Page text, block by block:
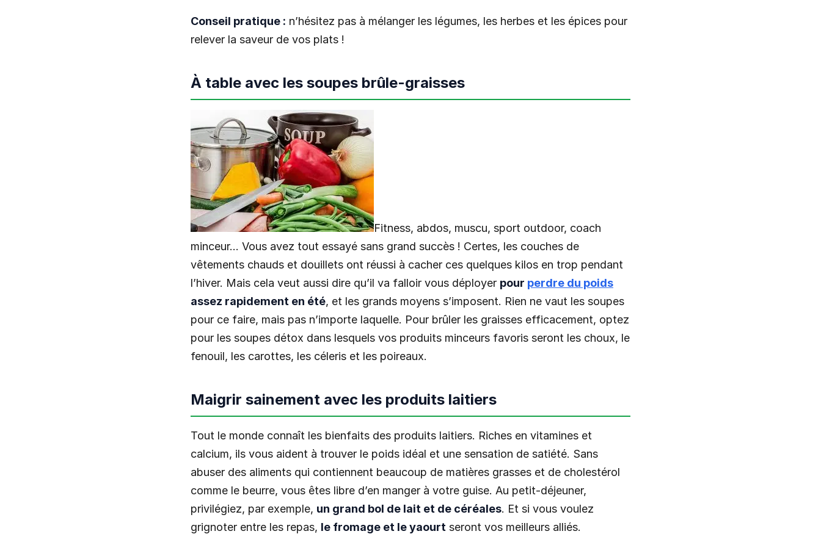
Conseil pratique : n’hésitez pas à mélanger les légumes, les herbes et les épices pour
relever la saveur de vos plats !
À table avec les soupes brûle-graisses
Fitness, abdos, muscu, sport outdoor, coach
minceur… Vous avez tout essayé sans grand succès ! Certes, les couches de
vêtements chauds et douillets ont réussi à cacher ces quelques kilos en trop pendant
l’hiver. Mais cela veut aussi dire qu’il va falloir vous déployer pour perdre du poids
assez rapidement en été, et les grands moyens s’imposent. Rien ne vaut les soupes
pour ce faire, mais pas n’importe laquelle. Pour brûler les graisses efficacement, optez
pour les soupes détox dans lesquels vos produits minceurs favoris seront les choux, le
fenouil, les carottes, les céleris et les poireaux.
Maigrir sainement avec les produits laitiers
Tout le monde connaît les bienfaits des produits laitiers. Riches en vitamines et
calcium, ils vous aident à trouver le poids idéal et une sensation de satiété. Sans
abuser des aliments qui contiennent beaucoup de matières grasses et de cholestérol
comme le beurre, vous êtes libre d’en manger à votre guise. Au petit-déjeuner,
privilégiez, par exemple, un grand bol de lait et de céréales. Et si vous voulez
grignoter entre les repas, le fromage et le yaourt seront vos meilleurs alliés.